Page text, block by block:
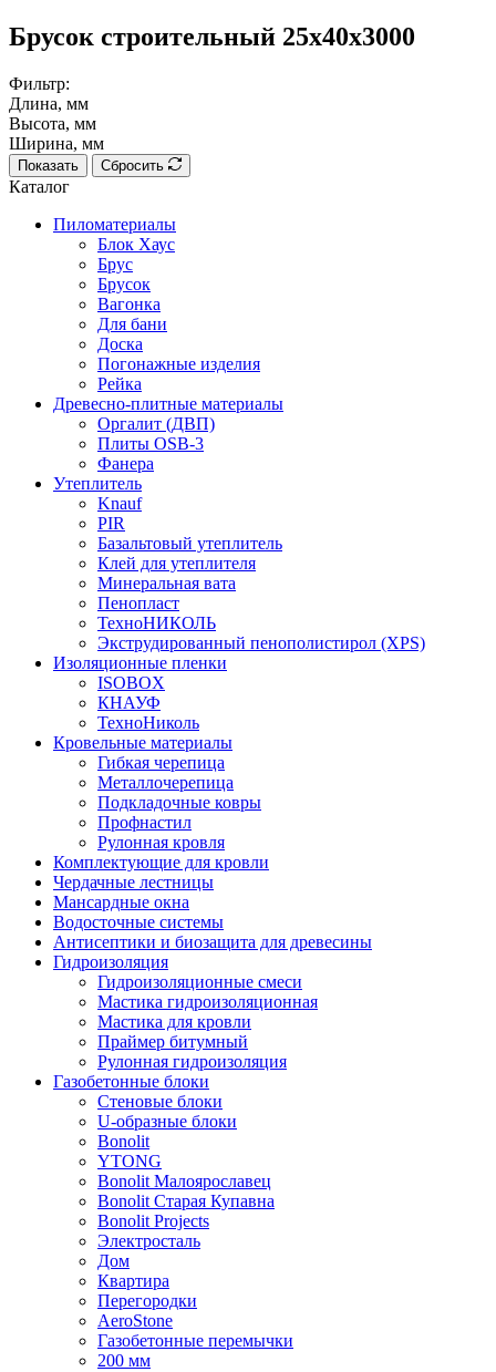
Брусок строительный 25x40x3000
Фильтр:
Длина, мм
Высота, мм
Ширина, мм
Показать Сбросить
Каталог
Пиломатериалы
Блок Хаус
Брус
Брусок
Вагонка
Для бани
Доска
Погонажные изделия
Рейка
Древесно-плитные материалы
Оргалит (ДВП)
Плиты OSB-3
Фанера
Утеплитель
Knauf
PIR
Базальтовый утеплитель
Клей для утеплителя
Минеральная вата
Пенопласт
ТехноНИКОЛЬ
Экструдированный пенополистирол (XPS)
Изоляционные пленки
ISOBOX
КНАУФ
ТехноНиколь
Кровельные материалы
Гибкая черепица
Металлочерепица
Подкладочные ковры
Профнастил
Рулонная кровля
Комплектующие для кровли
Чердачные лестницы
Мансардные окна
Водосточные системы
Антисептики и биозащита для древесины
Гидроизоляция
Гидроизоляционные смеси
Мастика гидроизоляционная
Мастика для кровли
Праймер битумный
Рулонная гидроизоляция
Газобетонные блоки
Стеновые блоки
U-образные блоки
Bonolit
YTONG
Bonolit Малоярославец
Bonolit Старая Купавна
Bonolit Projects
Электросталь
Дом
Квартира
Перегородки
AeroStone
Газобетонные перемычки
200 мм